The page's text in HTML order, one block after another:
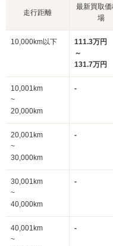
走行距離
最新買取価
場
10,000km以下
111.3万円
～
131.7万円
10,001km
~
20,000km
-
20,001km
~
30,000km
-
30,001km
~
40,000km
-
40,001km
~
-